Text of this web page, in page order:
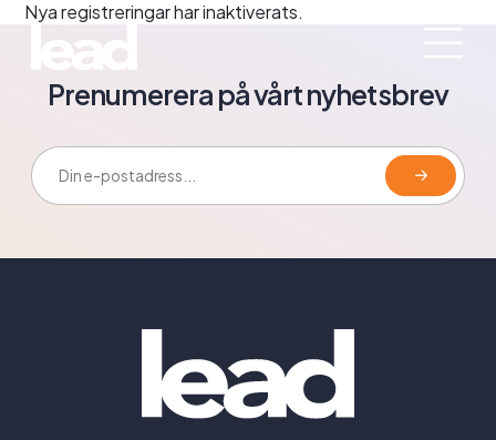
Nya registreringar har inaktiverats.
Prenumerera på vårt nyhetsbrev